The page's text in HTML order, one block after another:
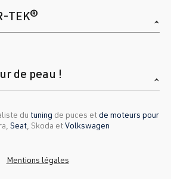
TEK®
de peau !
du tuning de puces etde moteurs pour
Seat , Skoda etVolkswagen
Mentions légales